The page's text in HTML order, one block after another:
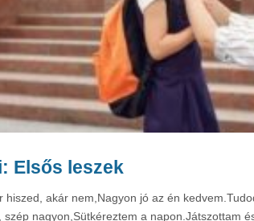
Elsős leszek
hiszed, akár nem,Nagyon jó az én
szép nagyon,Sütkéreztem a napon.Játszottam